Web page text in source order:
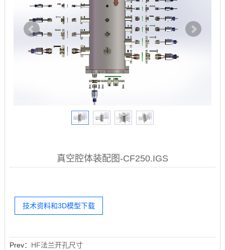
真空腔体装配图-CF250.IGS
技术资料和3D模型下载
Prev： HF法兰开孔尺寸